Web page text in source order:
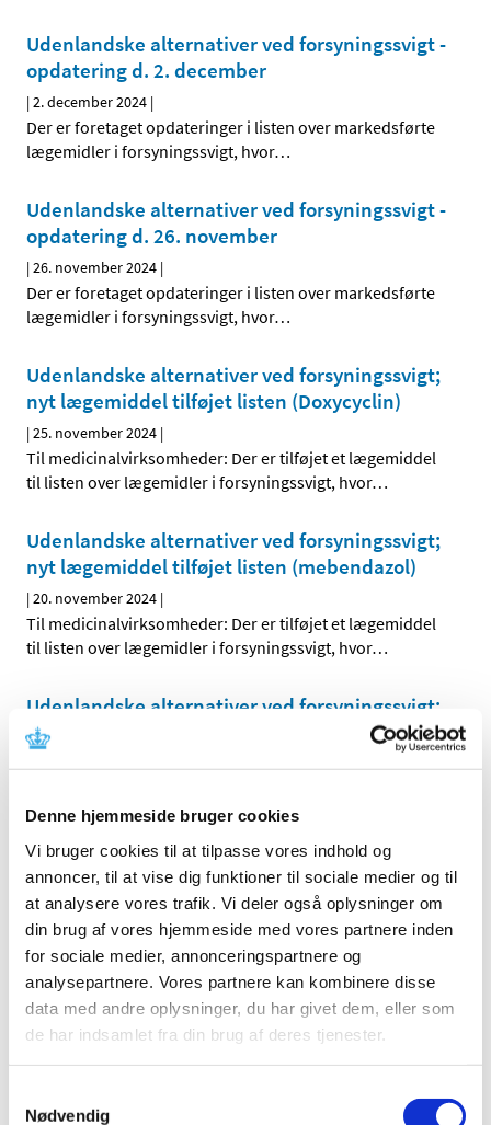
Denne hjemmeside bruger cookies
Vi bruger cookies til at tilpasse vores indhold og
annoncer, til at vise dig funktioner til sociale medier og til
at analysere vores trafik. Vi deler også oplysninger om
din brug af vores hjemmeside med vores partnere inden
for sociale medier, annonceringspartnere og
analysepartnere. Vores partnere kan kombinere disse
data med andre oplysninger, du har givet dem, eller som
de har indsamlet fra din brug af deres tjenester.
Nødvendig
Udenlandske alternativer ved forsyningssvigt -
opdatering d. 2. december
|2. december 2024 |
Der er foretaget opdateringer i listen over markedsførte
lægemidler i forsyningssvigt, hvor…
Udenlandske alternativer ved forsyningssvigt -
opdatering d. 26. november
|26. november 2024 |
Der er foretaget opdateringer i listen over markedsførte
lægemidler i forsyningssvigt, hvor…
Udenlandske alternativer ved forsyningssvigt;
nyt lægemiddel tilføjet listen (Doxycyclin)
|25. november 2024 |
Til medicinalvirksomheder: Der er tilføjet et lægemiddel
til listen over lægemidler i forsyningssvigt, hvor…
Udenlandske alternativer ved forsyningssvigt;
nyt lægemiddel tilføjet listen (mebendazol)
|20. november 2024 |
Til medicinalvirksomheder: Der er tilføjet et lægemiddel
til listen over lægemidler i forsyningssvigt, hvor…
Udenlandske alternativer ved forsyningssvigt;
nyt lægemiddel tilføjet listen (tetracyclin)
til listen over lægemidler i forsyningssvigt, hvor det
Meddelelse til virksomheder om udenlandske
alternativer til § 29, stk. 2 - opdatering
(metoprololsuccinat)
|31. oktober 2024|
Der er foretaget opdateringer i listen over markedsførte
lægemidler i forsyningssvigt, hvor…
Udenlandske alternativer ved forsyningssvigt;
|30. oktober 2024